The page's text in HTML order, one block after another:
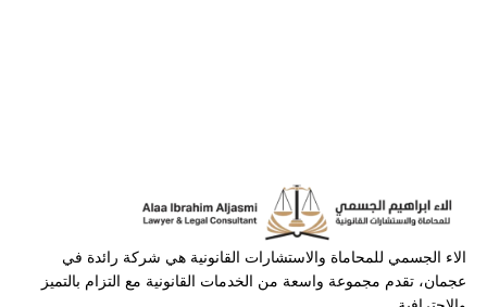
الاء الجسمي للمحاماة والاستشارات القانونية هي شركة رائدة في
عجمان، تقدم مجموعة واسعة من الخدمات القانونية مع التزام بالتميز